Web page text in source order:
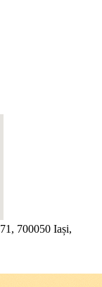
700050 Iași,